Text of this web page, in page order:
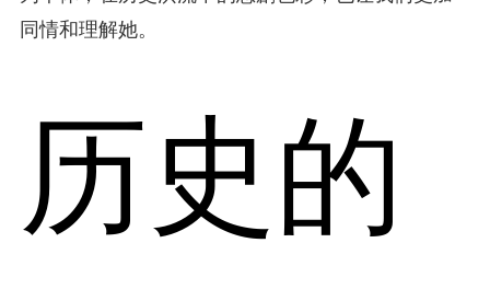
同情和理解她。
历史的